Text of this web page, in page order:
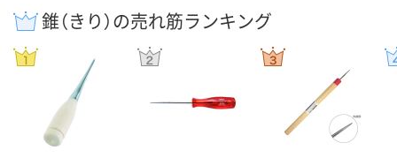
錐（きり）の売れ筋ランキング